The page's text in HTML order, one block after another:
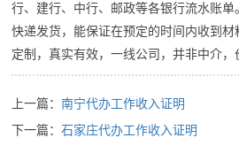
行、建行、中行、邮政等各银行流水账
快递发货，能保证在预定的时间内收到
定制，真实有效，一线公司，并非中介，
上一篇：南宁代办工作收入证明
下一篇：石家庄代办工作收入证明